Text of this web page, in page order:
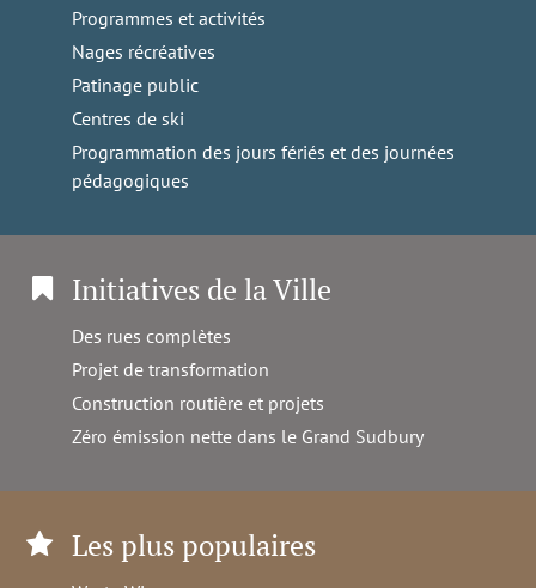
Programmes et activités
Nages récréatives
Patinage public
Centres de ski
Programmation des jours fériés et des journées
pédagogiques
Initiatives de la Ville
Des rues complètes
Projet de transformation
Construction routière et projets
Zéro émission nette dans le Grand Sudbury
Les plus populaires